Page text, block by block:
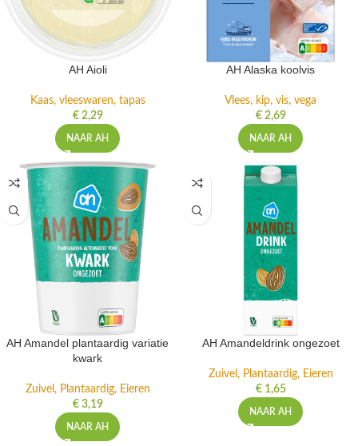
AH Aioli
Kaas, vleeswaren, tapas
€2,29
NAAR AH
AH Alaska koolvis
Vlees, kip, vis, vega
€2,69
NAAR AH
AH Amandel plantaardig variatie
kwark
Zuivel, Plantaardig, Eieren
€3,19
NAAR AH
AH Amandeldrink ongezoet
Zuivel, Plantaardig, Eieren
€1,65
NAAR AH